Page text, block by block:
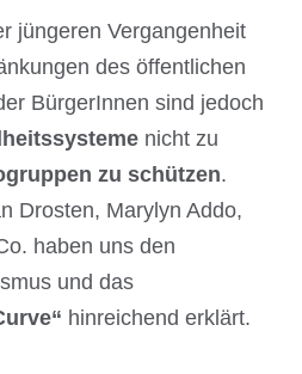
jüngeren Vergangenheit
des öffentlichen
BürgerInnen sind jedoch
nicht zu
zu schützen.
Drosten, Marylyn Addo,
haben uns den
und das
hinreichend erklärt.